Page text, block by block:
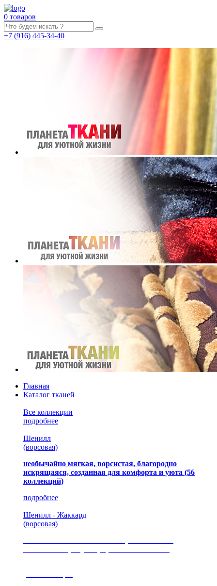
0 товаров
+7 (916) 445-34-40
Главная
Каталог тканей
Все коллекции
подробнее
Шенилл
(ворсовая)
необычайно мягкая, ворсистая, благородно
искрящаяся, созданная для комфорта и уюта (56
коллекций)
подробнее
Шенилл - Жаккард
(ворсовая)